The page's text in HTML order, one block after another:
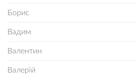
Борис
Вадим
Валентин
Валерій